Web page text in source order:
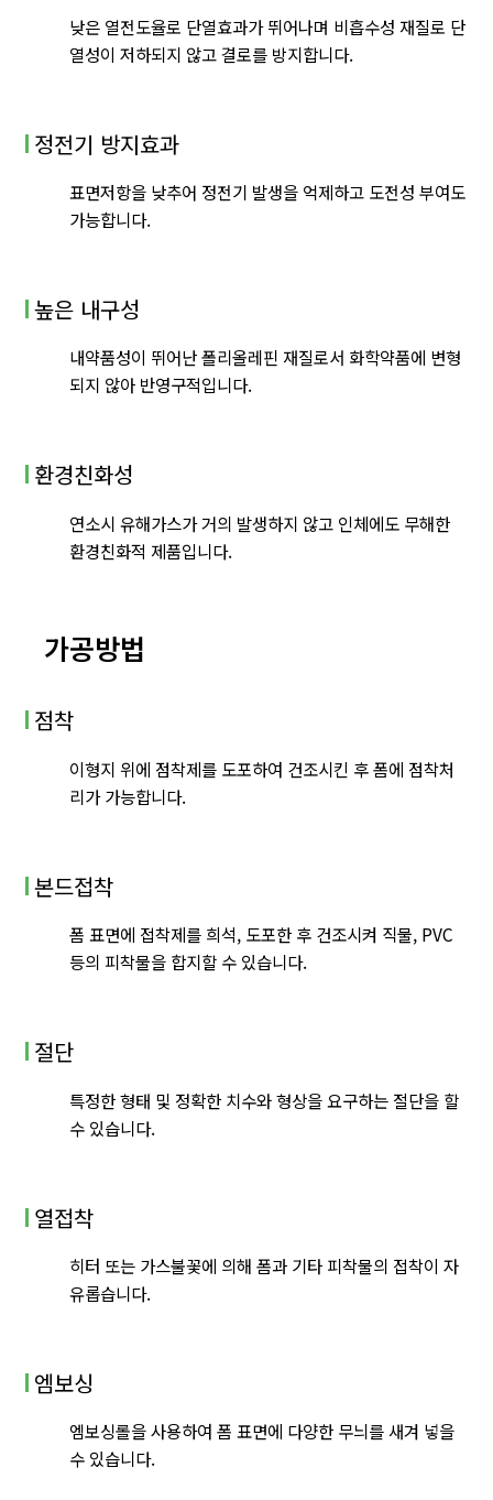
낮은 열전도율로 단열효과가 뛰어나며 비흡수성 재질로 단
열성이 저하되지 않고 결로를 방지합니다.
정전기 방지효과
표면저항을 낮추어 정전기 발생을 억제하고 도전성 부여도
가능합니다.
높은 내구성
내약품성이 뛰어난 폴리올레핀 재질로서 화학약품에 변형
되지 않아 반영구적입니다.
환경친화성
연소시 유해가스가 거의 발생하지 않고 인체에도 무해한
환경친화적 제품입니다.
가공방법
점착
이형지 위에 점착제를 도포하여 건조시킨 후 폼에 점착처
리가 가능합니다.
본드접착
폼 표면에 접착제를 희석, 도포한 후 건조시켜 직물, PVC
등의 피착물을 합지할 수 있습니다.
절단
특정한 형태 및 정확한 치수와 형상을 요구하는 절단을 할
수 있습니다.
열접착
히터 또는 가스불꽃에 의해 폼과 기타 피착물의 접착이 자
유롭습니다.
엠보싱
엠보싱롤을 사용하여 폼 표면에 다양한 무늬를 새겨 넣을
수 있습니다.